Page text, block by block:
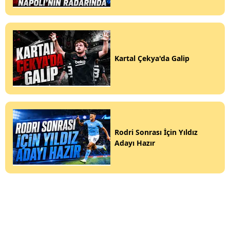
Kartal Çekya'da Galip
Rodri Sonrası İçin Yıldız
Adayı Hazır